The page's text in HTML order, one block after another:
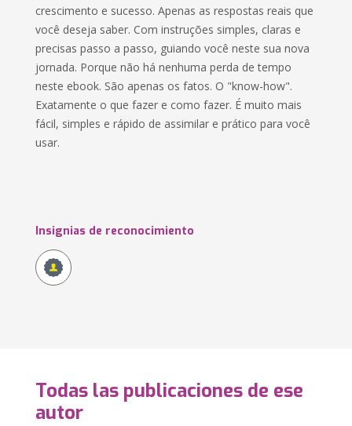
crescimento e sucesso. Apenas as respostas reais que
você deseja saber. Com instruções simples, claras e
precisas passo a passo, guiando você neste sua nova
jornada. Porque não há nenhuma perda de tempo
neste ebook. São apenas os fatos. O "know-how".
Exatamente o que fazer e como fazer. É muito mais
fácil, simples e rápido de assimilar e prático para você
usar.
Insignias de reconocimiento
Todas las publicaciones de ese
autor